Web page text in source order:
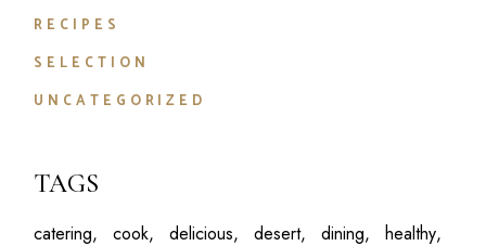
RECIPES
SELECTION
UNCATEGORIZED
TAGS
catering cook delicious desert dining
healthy